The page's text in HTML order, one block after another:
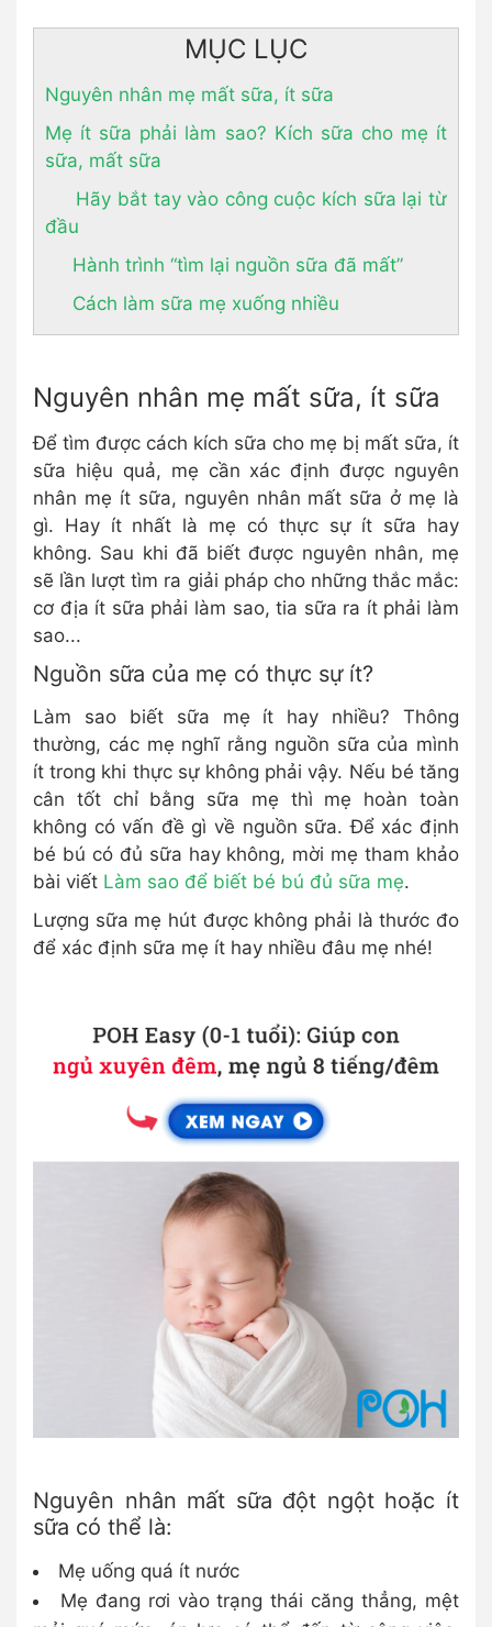
MỤC LỤC
Nguyên nhân mẹ mất sữa, ít sữa
Mẹ ít sữa phải làm sao? Kích sữa cho mẹ ít
sữa, mất sữa
Hãy bắt tay vào công cuộc kích sữa lại từ
đầu
Hành trình “tìm lại nguồn sữa đã mất”
Cách làm sữa mẹ xuống nhiều
Nguyên nhân mẹ mất sữa, ít sữa
Để tìm được cách kích sữa cho mẹ bị mất sữa, ít
sữa hiệu quả, mẹ cần xác định được nguyên
nhân mẹ ít sữa, nguyên nhân mất sữa ở mẹ là
gì. Hay ít nhất là mẹ có thực sự ít sữa hay
không. Sau khi đã biết được nguyên nhân, mẹ
sẽ lần lượt tìm ra giải pháp cho những thắc mắc:
cơ địa ít sữa phải làm sao, tia sữa ra ít phải làm
sao...
Nguồn sữa của mẹ có thực sự ít?
Làm sao biết sữa mẹ ít hay nhiều? Thông
thường, các mẹ nghĩ rằng nguồn sữa của mình
ít trong khi thực sự không phải vậy. Nếu bé tăng
cân tốt chỉ bằng sữa mẹ thì mẹ hoàn toàn
không có vấn đề gì về nguồn sữa. Để xác định
bé bú có đủ sữa hay không, mời mẹ tham khảo
bài viết Làm sao để biết bé bú đủ sữa mẹ.
Lượng sữa mẹ hút được không phải là thước đo
để xác định sữa mẹ ít hay nhiều đâu mẹ nhé!
Nguyên nhân mất sữa đột ngột hoặc ít
sữa có thể là:
Mẹ uống quá ít nước
Mẹ đang rơi vào trạng thái căng thẳng, mệt